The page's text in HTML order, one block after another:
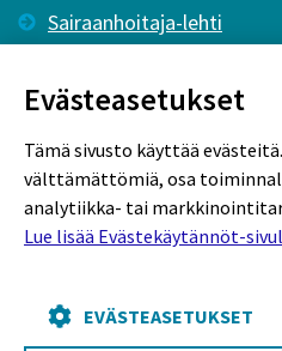
Sairaanhoitaja-lehti
Rekisteriseloste
Evästekäytännöt
Evästeasetukset
Tämä sivusto käyttää
välttämättömiä, osa
analytiikka- tai
Lue lisää Evästekäytännöt-
EVÄSTEASETUKSET